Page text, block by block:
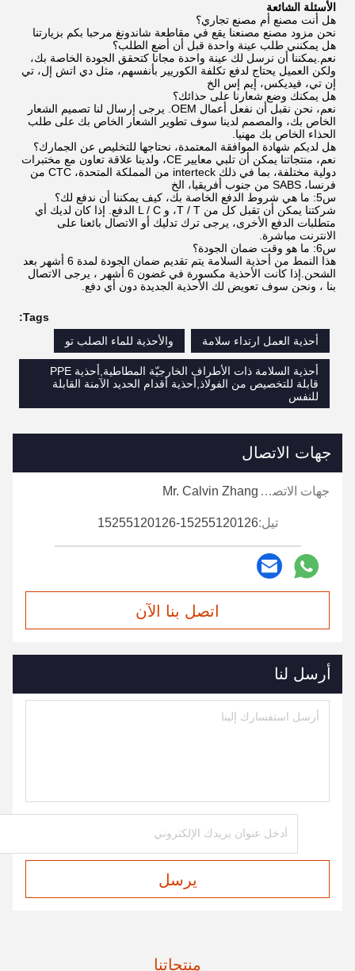
الأسئلة الشائعة
هل أنت مصنع أم مصنع تجاري؟
نحن مزود مصنع مصنعنا يقع في مقاطعة شاندونغ مرحبا بكم بزيارتنا
هل يمكنني طلب عينة واحدة قبل أن أضع الطلب؟
نعم.يمكننا أن نرسل لك عينة واحدة مجانا كتحقق الجودة الخاصة بك،
ولكن العميل يحتاج لدفع تكلفة الكوريير بأنفسهم، مثل دي اتش إل، تي
إن تي، فيديكس، إيم إس الخ
هل يمكنك وضع شعارنا على حذائك؟
نعم، نحن نقبل أن نفعل أعمال OEM. يرجى إرسال لنا تصميم الشعار
الخاص بك، والمصمم لدينا سوف تطوير الشعار الخاص بك على طلب
الحذاء الخاص بك مهنيا.
هل لديكم شهادة الموافقة المعتمدة، نحتاجها للتخليص عن الجمارك؟
نعم، منتجاتنا يمكن أن تلبي معايير CE، ولدينا علاقة تعاون مع مختبرات
دولية مختلفة، بما في ذلك interteck من المملكة المتحدة، CTC من
فرنسا، SABS من جنوب أفريقيا، الخ
س5: ما هي شروط الدفع الخاصة بك، كيف يمكننا أن ندفع لك؟
شركتنا يمكن أن تقبل كل من T / T، و L / C الدفع. إذا كان لديك أي
متطلبات الدفع الأخرى، يرجى ترك تدليك أو الاتصال بائعنا على
الانترنت مباشرة.
س6: ما هو وقت ضمان الجودة؟
هذا النمط من أحذية السلامة يتم تقديم ضمان الجودة لمدة 6 أشهر بعد
الشحن.إذا كانت الأحذية مكسورة في غضون 6 أشهر ، يرجى الاتصال
بنا ، ونحن سوف تعويض لك الأحذية الجديدة دون أي دفع.
Tags:
أحذية العمل ارتداء سلامة
والأحذية للماء الصلب تو
أحذية السلامة ذات الأطراف الخارجيّة المطاطية,أحذية PPE
قابلة للتخصيص من الفولاذ,أحذية أقدام الحديد الآمنة القابلة
للنفس
جهات الاتصال
جهات الاتصال: Mr. Calvin Zhang
تيل:15255120126-15255120126
اتصل بنا الآن
أرسل لنا
يرسل
منتجاتنا